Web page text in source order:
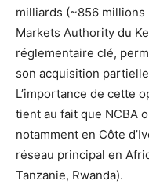
milliards (~856 millions
Markets Authority du
réglementaire clé,
son acquisition
L’importance de cette
tient au fait que NCBA
notamment en Côte
réseau principal en
Tanzanie, Rwanda).